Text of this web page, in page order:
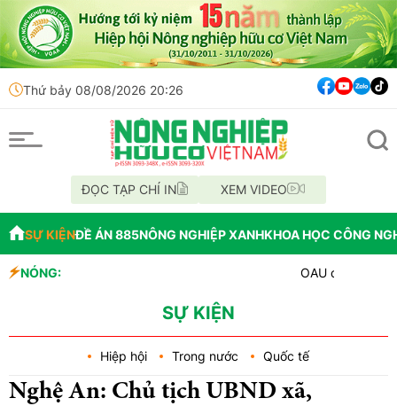
Thứ bảy 08/08/2026 20:26
ĐỌC TẠP CHÍ IN XEM VIDEO
SỰ KIỆNĐỀ ÁN 885NÔNG NGHIỆP XANHKHOA HỌC CÔNG
NÓNG:
OAU đưa nhà máy thuốc
SỰ KIỆN
Hiệp hội Trong nước Quốc tế
Nghệ An: Chủ tịch UBND xã,